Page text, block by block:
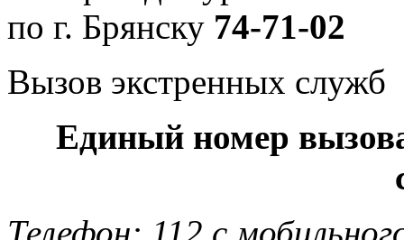
по г. Брянску 74-71-02
Вызов экстренных служб
Единый номер